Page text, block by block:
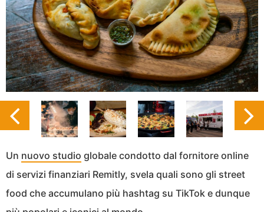
Un nuovo studio globale condotto dal fornitore online
di servizi finanziari Remitly, svela quali sono gli street
food che accumulano più hashtag su TikTok e dunque